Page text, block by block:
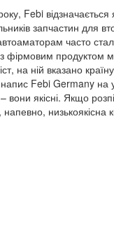
Febi відзначається
запчастин для
часто
з фірмовим продуктом
на ній вказано
Febi Germany на
вони якісні. Якщо
низькоякісна